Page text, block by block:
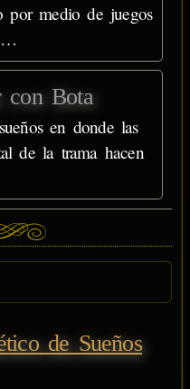
por medio de juegos
con Bota
en donde las
de la trama hacen
de Sueños